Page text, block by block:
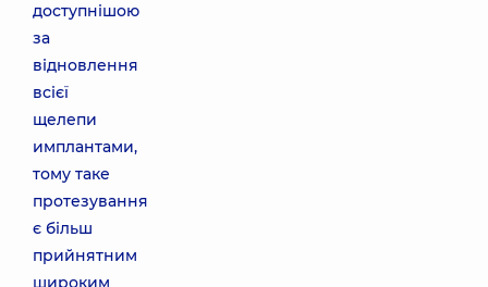
доступнішою
за
відновлення
всієї
щелепи
имплантами,
тому таке
протезування
є більш
прийнятним
широким